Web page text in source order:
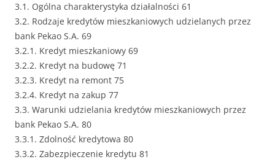
3.1. Ogólna charakterystyka działalności 61
3.2. Rodzaje kredytów mieszkaniowych udzielanych przez
bank Pekao S.A. 69
3.2.1. Kredyt mieszkaniowy 69
3.2.2. Kredyt na budowę 71
3.2.3. Kredyt na remont 75
3.2.4. Kredyt na zakup 77
3.3. Warunki udzielania kredytów mieszkaniowych przez
bank Pekao S.A. 80
3.3.1. Zdolność kredytowa 80
3.3.2. Zabezpieczenie kredytu 81